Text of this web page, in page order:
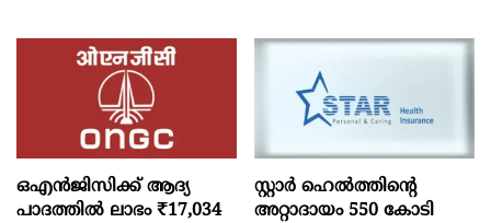
ഒഎന്‍ജിസിക്ക് ആദ്യ
പാദത്തില്‍ ലാഭം ₹17,034
സ്റ്റാർ ഹെൽത്തിന്റെ
അറ്റാദായം 550 കോടി